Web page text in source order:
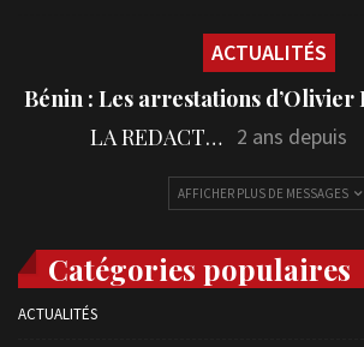
ACTUALITÉS
Bénin : Les arrestations
LA REDACTION 2 ans depuis
AFFICHER PLUS DE MESSAGES
Catégories populaires
ACTUALITÉS